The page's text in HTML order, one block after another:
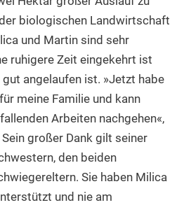
biologischen Landwirtschaft
und Martin sind sehr
ruhigere Zeit eingekehrt ist
angelaufen ist. »Jetzt habe
meine Familie und kann
Arbeiten nachgehen«,
großer Dank gilt seiner
den beiden
Sie haben Milica
und nie am